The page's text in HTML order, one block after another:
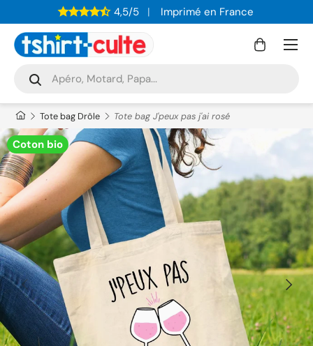
ALLER AU CONTENU
4,5/5 Imprimé en France
Recherche
Rechercher
Panier
Menu
Tote bag Drôle Tote bag J'peux pas j'ai rosé
Coton bio
PRÉCÉDENT